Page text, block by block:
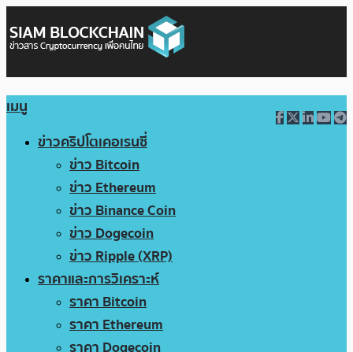
เมนู
ข่าวคริปโตเคอเรนซี่
ข่าว Bitcoin
ข่าว Ethereum
ข่าว Binance Coin
ข่าว Dogecoin
ข่าว Ripple (XRP)
ราคาและการวิเคราะห์
ราคา Bitcoin
ราคา Ethereum